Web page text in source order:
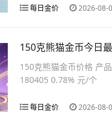
每日金价 2026-08-
150克熊猫金币今日
150克熊猫金币价格 产
180405 0.78% 元/个
每日金价 2026-08-